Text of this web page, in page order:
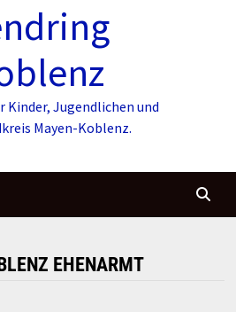
Jugendlichen und
Mayen-Koblenz.
EHENARMT